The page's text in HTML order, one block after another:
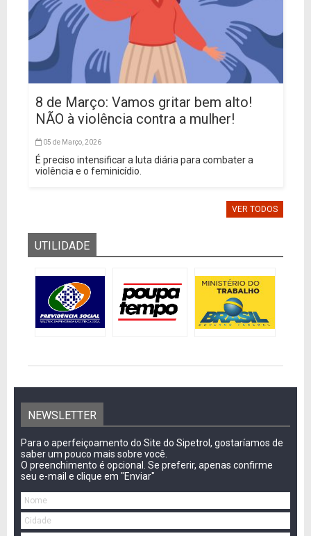
8 de Março: Vamos gritar bem alto!
NÃO à violência contra a mulher!
05 de Março, 2026
É preciso intensificar a luta diária para combater a
violência e o feminicídio.
VER TODOS
UTILIDADE
NEWSLETTER
Para o aperfeiçoamento do Site do Sipetrol, gostaríamos de
saber um pouco mais sobre você.
O preenchimento é opcional. Se preferir, apenas confirme
seu e-mail e clique em "Enviar"